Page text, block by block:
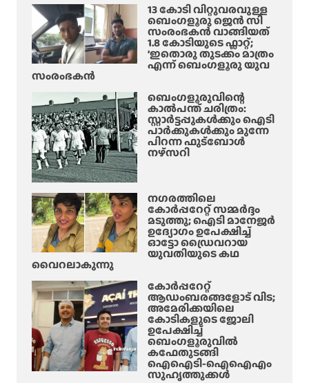
ത
രം
ടം
മൂ
ല
മു
ണ്ടാ
ന
ര
ക
യാ
ൾ
സാ
നി
കൃ
വെ
ളി
പ്പെ
ടു
ത്തു
ന്നു
!
സ്പീ
ക്ക
ർ
സ്ഥാ
രാ
ജി
വ
ച്ചു
13 കോടി വിറ്റുവരവുള്ള
ബെംഗളൂരു ജെൻ സി
സംരംഭകൻ വാങ്ങിയത്
1.8 കോടിയുടെ ഫ്ലാറ്റ്;
‘ഇതൊരു തുടക്കം മാത്രം
എന്ന് ബെംഗളൂരു യുവ
സംരംഭകൻ
ബെംഗളൂരുവിന്റെ
കാൽപന്ത് ചരിത്രം:
സ്റ്റാർട്ടപ്പുകൾക്കും ഐടി
പാർക്കുകൾക്കും മുന്നേ
പിറന്ന ഫുട്ബോൾ
നഴ്സറി
നഗരത്തിലെ
കോർപ്പറേറ്റ് സമ്മർദ്ദം
മടുത്തു; ഐടി മാനേജർ
ഉദ്യോഗം ഉപേക്ഷിച്ച്
ഓട്ടോ ഡ്രൈവറായ
യുവതിയുടെ കഥ
വൈറലാകുന്നു
കോർപ്പറേറ്റ്
ആഡംബരങ്ങളോട് വിട;
അമേരിക്കയിലെ
കോടികളുടെ ജോലി
ഉപേക്ഷിച്ച്
ബെംഗളൂരുവിൽ
കഫേതുടങ്ങി
ഐഐടി-ഐഐഎം
സുഹൃത്തുക്കൾ